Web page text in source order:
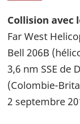
Collision avec
Far West
Bell 206B
3,6 nm SSE de
(Colombie-
2 septembre